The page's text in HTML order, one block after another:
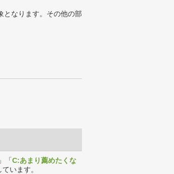
となります。その他の部
」「C:あまり薦めたくな
います。